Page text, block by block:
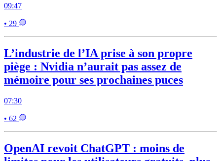
09:47
• 29
L’industrie de l’IA prise à son propre
piège : Nvidia n’aurait pas assez de
mémoire pour ses prochaines puces
07:30
• 62
OpenAI revoit ChatGPT : moins de